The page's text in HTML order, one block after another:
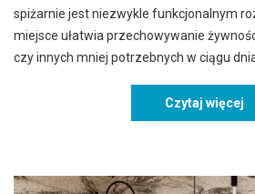
spiżarnie jest niezwykle funkcjonalnym
miejsce ułatwia przechowywanie
czy innych mniej potrzebnych w ciągu
Czytaj więcej